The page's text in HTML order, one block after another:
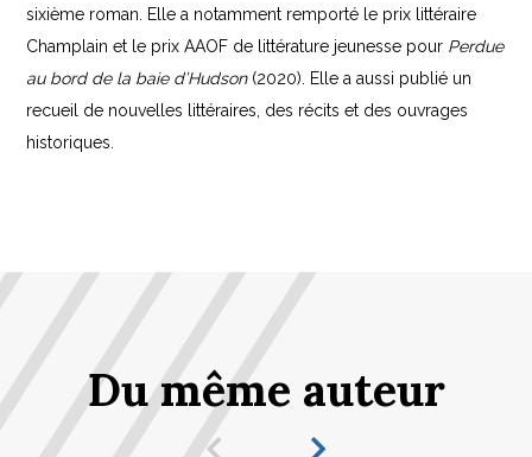
sixième roman. Elle a notamment remporté le prix littéraire
Champlain et le prix AAOF de littérature jeunesse pour Perdue
au bord de la baie d’Hudson(2020). Elle a aussi publié un
recueil de nouvelles littéraires, des récits et des ouvrages
historiques.
Du même auteur